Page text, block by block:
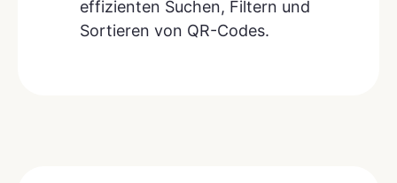
effizienten Suchen, Filtern und
Sortieren von QR-Codes.